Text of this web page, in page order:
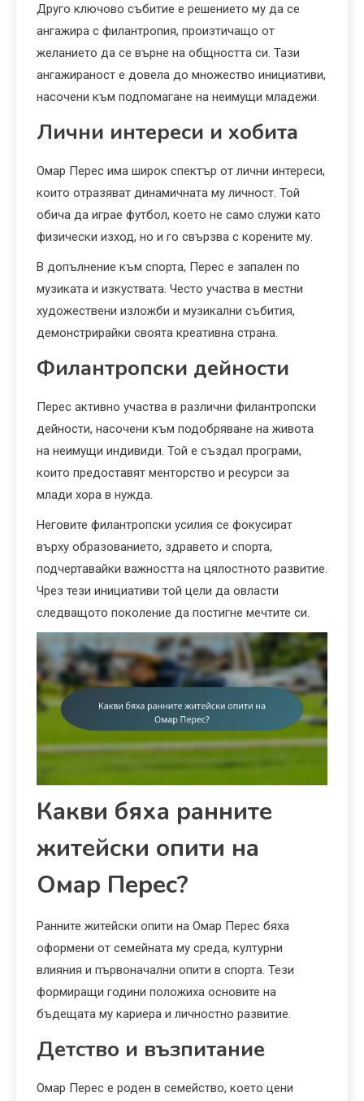
Друго ключово събитие е решението му да се
ангажира с филантропия, произтичащо от
желанието да се върне на общността си. Тази
ангажираност е довела до множество инициативи,
насочени към подпомагане на неимущи младежи.
Лични интереси и хобита
Омар Перес има широк спектър от лични интереси,
които отразяват динамичната му личност. Той
обича да играе футбол, което не само служи като
физически изход, но и го свързва с корените му.
В допълнение към спорта, Перес е запален по
музиката и изкуствата. Често участва в местни
художествени изложби и музикални събития,
демонстрирайки своята креативна страна.
Филантропски дейности
Перес активно участва в различни филантропски
дейности, насочени към подобряване на живота
на неимущи индивиди. Той е създал програми,
които предоставят менторство и ресурси за
млади хора в нужда.
Неговите филантропски усилия се фокусират
върху образованието, здравето и спорта,
подчертавайки важността на цялостното развитие.
Чрез тези инициативи той цели да овласти
следващото поколение да постигне мечтите си.
Какви бяха ранните
житейски опити на
Омар Перес?
Ранните житейски опити на Омар Перес бяха
оформени от семейната му среда, културни
влияния и първоначални опити в спорта. Тези
формиращи години положиха основите на
бъдещата му кариера и личностно развитие.
Детство и възпитание
Омар Перес е роден в семейство, което цени